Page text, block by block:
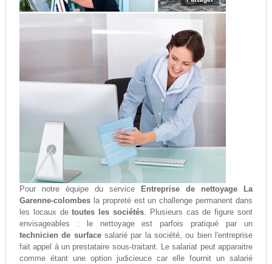
Pour notre équipe du service
Entreprise de nettoyage La
Garenne-colombesla propreté est un challenge permanent dans
les locaux detoutes les sociétés. Plusieurs cas de figure sont
envisageables : le nettoyage est parfois pratiqué par un
technicien de surfacesalarié par la société, ou bien l'entreprise
fait appel à un prestataire sous-traitant. Le salariat peut apparaitre
comme étant une option judicieuce car elle fournit un salarié